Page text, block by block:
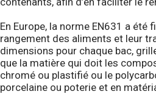
En Europe, la norme EN631 a été
rangement des aliments et leur
dimensions pour chaque bac,
que la matière qui doit les
chromé ou plastifié ou le
porcelaine ou poterie et en